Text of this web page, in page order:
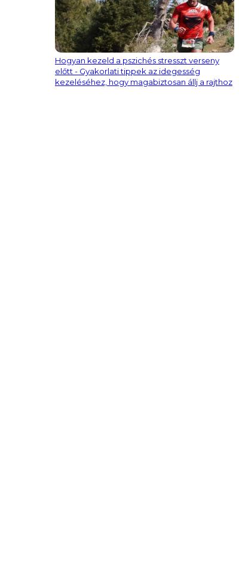
Hogyan kezeld a pszichés stresszt verseny
előtt - Gyakorlati tippek az idegesség
kezeléséhez, hogy magabiztosan állj a rajthoz